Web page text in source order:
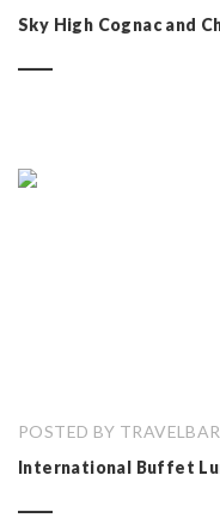
Sky High Cognac and
POSTED BY
International Buffet